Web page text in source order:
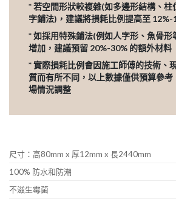
* 若空間形狀較複雜(如多邊形結構、柱
字鋪法)，建議將損耗比例提高至 12%-
* 如採用特殊鋪法(例如人字形、魚骨形
增加，建議預留 20%-30% 的額外材料
* 實際損耗比例會因施工師傅的技術、
質而有所不同，以上數據僅供預算參
場情況調整
尺寸：高80mm x 厚12mm x 長2440mm
100% 防水和防潮
不滋生霉菌